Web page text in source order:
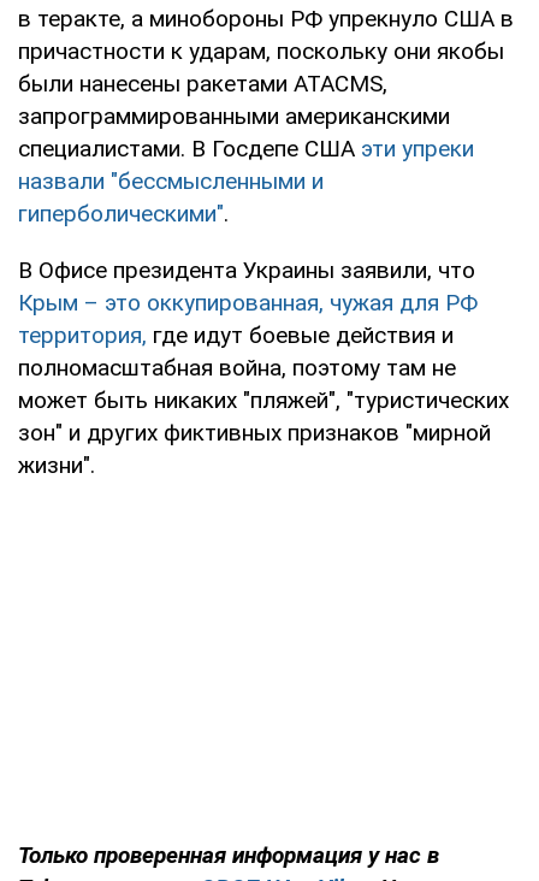
в теракте, а минобороны РФ упрекнуло США в
причастности к ударам, поскольку они якобы
были нанесены ракетами ATACMS,
запрограммированными американскими
специалистами. В Госдепе США эти упреки
назвали "бессмысленными и
гиперболическими".
В Офисе президента Украины заявили, что
Крым – это оккупированная, чужая для РФ
территория, где идут боевые действия и
полномасштабная война, поэтому там не
может быть никаких "пляжей", "туристических
зон" и других фиктивных признаков "мирной
жизни".
Только проверенная информация у нас в